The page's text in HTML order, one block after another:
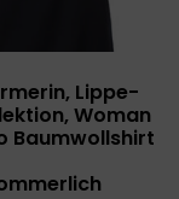
Lippe-
Woman
Baumwollshirt